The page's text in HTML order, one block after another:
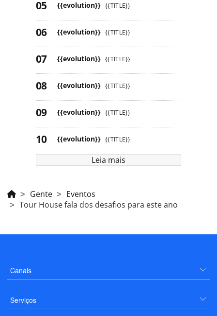
{{evolution}} {{TITLE}}
{{evolution}} {{TITLE}}
{{evolution}} {{TITLE}}
{{evolution}} {{TITLE}}
{{evolution}} {{TITLE}}
{{evolution}} {{TITLE}}
Leia mais
Gente
Eventos
Tour House fala dos desafios para este ano
Canais
Serviços